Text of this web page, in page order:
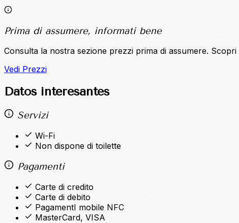
Prima di assumere, informati bene
Consulta la nostra sezione prezzi prima di assumere. Scopri
Vedi Prezzi
Datos interesantes
Servizi
Wi-Fi
Non dispone di toilette
Pagamenti
Carte di credito
Carte di debito
PagamentI mobile NFC
MasterCard, VISA